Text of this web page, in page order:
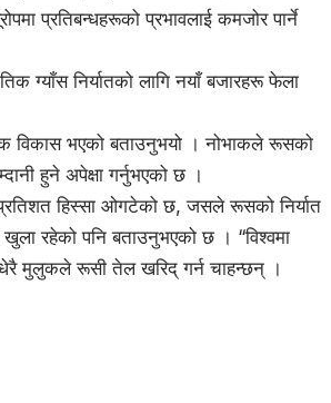
प्रतिबन्धहरूको प्रभावलाई कमजोर पार्ने
ग्याँस निर्यातको लागि नयाँ बजारहरू फेला
विकास भएको बताउनुभयो । नोभाकले रूसको
हुने अपेक्षा गर्नुभएको छ ।
हिस्सा ओगटेको छ, जसले रूसको निर्यात
रहेको पनि बताउनुभएको छ । “विश्वमा
धेरै मुलुकले रूसी तेल खरिद् गर्न चाहन्छन् ।